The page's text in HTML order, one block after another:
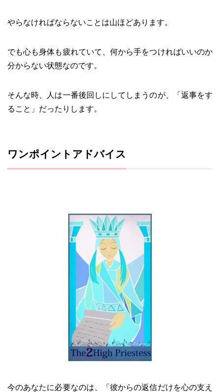
やらなければならないことは山ほどあります。
でも心も身体も疲れていて、何から手をつければいいのか
分からない状態なのです。
そんな時、人は一番後回しにしてしまうのが、「返事をす
ること」だったりします。
ワンポイントアドバイス
今のあなたに必要なのは、「彼からの返信だけを心の支え